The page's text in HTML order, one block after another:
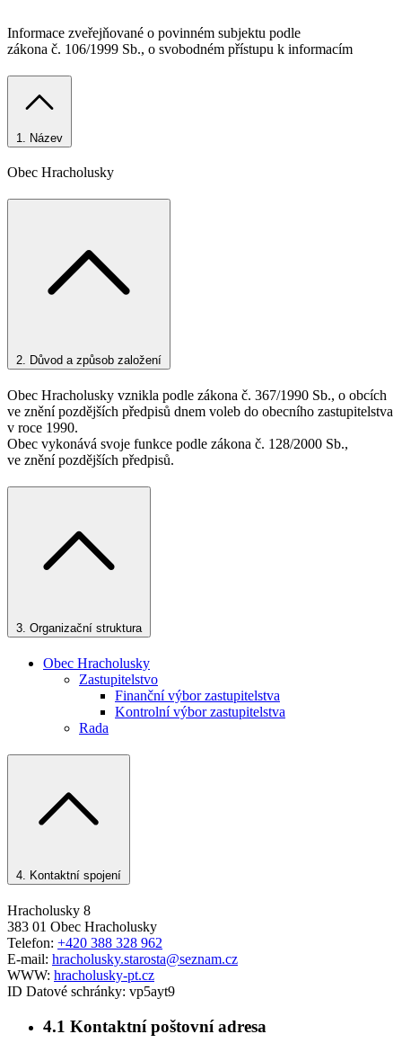
Informace zveřejňované o povinném subjektu podle
zákona č. 106/1999 Sb., o svobodném přístupu k informacím
1. Název
Obec Hracholusky
2. Důvod a způsob založení
Obec Hracholusky vznikla podle zákona č. 367/1990 Sb., o obcích
ve znění pozdějších předpisů dnem voleb do obecního zastupitelstva
v roce 1990.
Obec vykonává svoje funkce podle zákona č. 128/2000 Sb.,
ve znění pozdějších předpisů.
3. Organizační struktura
Obec Hracholusky
Zastupitelstvo
Finanční výbor zastupitelstva
Kontrolní výbor zastupitelstva
Rada
4. Kontaktní spojení
Hracholusky 8
383 01 Obec Hracholusky
Telefon: +420 388 328 962
E-mail: hracholusky.starosta@seznam.cz
WWW: hracholusky-pt.cz
ID Datové schránky: vp5ayt9
4.1 Kontaktní poštovní adresa